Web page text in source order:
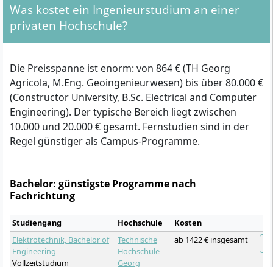
Was kostet ein Ingenieurstudium an einer
privaten Hochschule?
Die Preisspanne ist enorm: von 864 € (TH Georg
Agricola, M.Eng. Geoingenieurwesen) bis über 80.000 €
(Constructor University, B.Sc. Electrical and Computer
Engineering). Der typische Bereich liegt zwischen
10.000 und 20.000 € gesamt. Fernstudien sind in der
Regel günstiger als Campus-Programme.
Bachelor: günstigste Programme nach
Fachrichtung
Studiengang Hochschule
Kosten
Elektrotechnik, Bachelor of
Engineering
Vollzeitstudium
Technische
Hochschule
Georg
ab 1422 € insgesamt